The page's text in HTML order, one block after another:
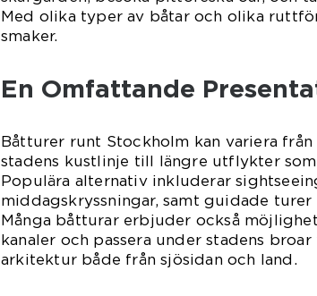
Med olika typer av båtar och olika
smaker.
En Omfattande
Båtturer runt Stockholm kan variera
stadens kustlinje till längre utflykter
Populära alternativ inkluderar
middagskryssningar, samt guidade
Många båtturar erbjuder också
kanaler och passera under stadens
arkitektur både från sjösidan och land.